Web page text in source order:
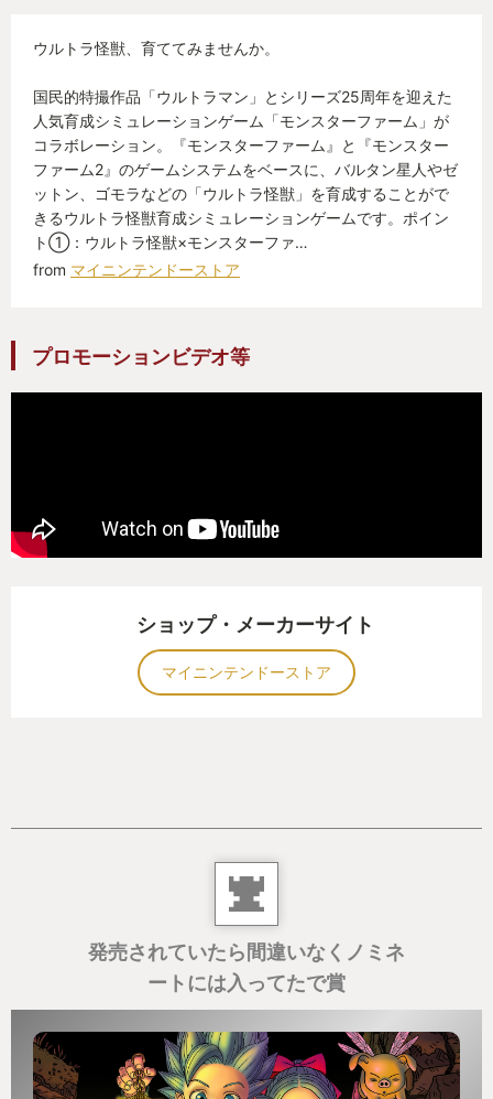
ウルトラ怪獣、育ててみませんか。
国民的特撮作品「ウルトラマン」とシリーズ25周年を迎えた
人気育成シミュレーションゲーム「モンスターファーム」が
コラボレーション。『モンスターファーム』と『モンスター
ファーム2』のゲームシステムをベースに、バルタン星人やゼ
ットン、ゴモラなどの「ウルトラ怪獣」を育成することがで
きるウルトラ怪獣育成シミュレーションゲームです。ポイン
ト①：ウルトラ怪獣×モンスターファ…
from マイニンテンドーストア
プロモーションビデオ等
ショップ・メーカーサイト
マイニンテンドーストア
発売されていたら間違いなくノミネ
ートには入ってたで賞